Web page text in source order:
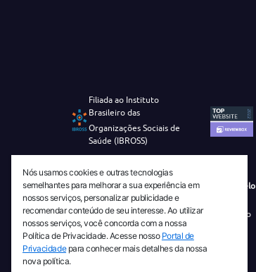
Filiada ao Instituto
Brasileiro das
Organizações Sociais de
Saúde (IBROSS)
Revista Tecnico-Cientifica CEJAM Selo
Diamante de Ciência Aberta
Diretório Migulim Instituto Brasileiro
de Informação em Ciência e
Tecnologia - IBICT
Nós usamos cookies e outras tecnologias
semelhantes para melhorar a sua experiência em
nossos serviços, personalizar publicidade e
recomendar conteúdo de seu interesse. Ao utilizar
nossos serviços, você concorda com a nossa
Política de Privacidade. Acesse nosso Portal de
Privacidadepara conhecer mais detalhes da nossa
nova política.